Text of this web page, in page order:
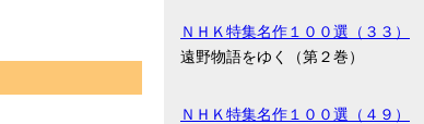
ＮＨＫ特集名作１００選（３３）
遠野物語をゆく（第２巻）
ＮＨＫ特集名作１００選（４９）